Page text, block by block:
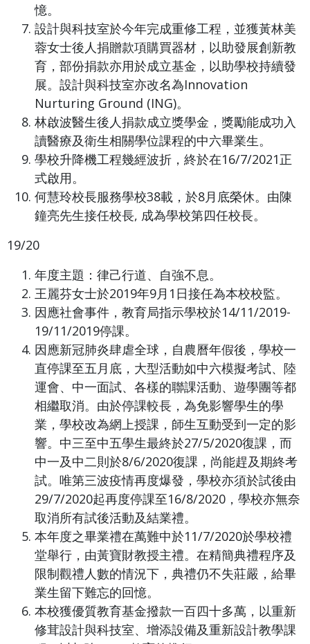
憶。
設計與科技室於今年完成重修工程，並獲黃林美
蓉女士後人捐贈款項購買器材，以助發展創新教
育，部份捐款亦用於成立基金，以助學校持續發
展。設計與科技室亦改名為Innovation
Nurturing Ground (ING)。
林啟波醫生後人捐款成立獎學金，獎勵能成功入
讀醫療及衛生相關學位課程的中六畢業生。
學校升降機工程幾經波折，終於在16/7/2021正
式啟用。
何慧玲校長服務學校38載，於8月底榮休。由陳
鐘亮先生接任校長, 成為學校第四任校長。
19/20
年度主題：律己行道、自強不息。
王麗芬女士於2019年9月1日接任為本校校監。
因應社會事件，教育局指示學校於14/11/2019-
19/11/2019停課。
因應新冠肺炎肆虐全球，自農曆年假後，學校一
直停課至五月底，大型活動如中六模擬考試、陸
運會、中一面試、各樣的聯課活動、遊學團等都
相繼取消。由於停課較長，為免影響學生的學
業，學校改為網上授課，師生互動受到一定的影
響。中三至中五學生最終於27/5/2020復課，而
中一及中二則於8/6/2020復課，尚能趕及期終考
試。唯第三波疫情再度爆發，學校亦須於試後由
29/7/2020起再度停課至16/8/2020，學校亦無奈
取消所有試後活動及結業禮。
本年度之畢業禮在萬難中於11/7/2020於學校禮
堂舉行，由黃寶財教授主禮。在精簡典禮程序及
限制觀禮人數的情況下，典禮仍不失莊嚴，給畢
業生留下難忘的回憶。
本校獲優質教育基金撥款一百四十多萬，以重新
修茸設計與科技室、增添設備及重新設計教學課